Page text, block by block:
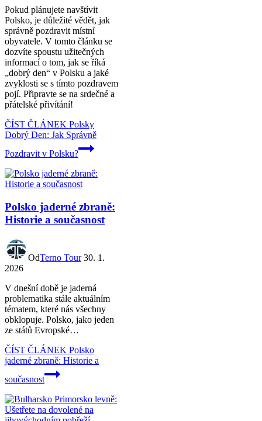
Pokud plánujete navštívit
Polsko, je důležité vědět, jak
správně pozdravit místní
obyvatele. V tomto článku se
dozvíte spoustu užitečných
informací o tom, jak se říká
„dobrý den“ v Polsku a jaké
zvyklosti se s tímto pozdravem
pojí. Připravte se na srdečné a
přátelské přivítání!
ČÍST ČLÁNEK Polsky
Dobrý Den: Jak Správně
Pozdravit v Polsku?
Polsko jaderné zbraně:
Historie a současnost
OdTerno Tour 30. 1.
2026
V dnešní době je jaderná
problematika stále aktuálním
tématem, které nás všechny
obklopuje. Polsko, jako jeden
ze států Evropské…
ČÍST ČLÁNEK Polsko
jaderné zbraně: Historie a
současnost